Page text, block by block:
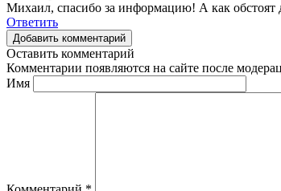
Михаил, спасибо за информацию! А как обстоят
Ответить
Добавить комментарий
Оставить комментарий
Комментарии появляются на сайте после
Имя